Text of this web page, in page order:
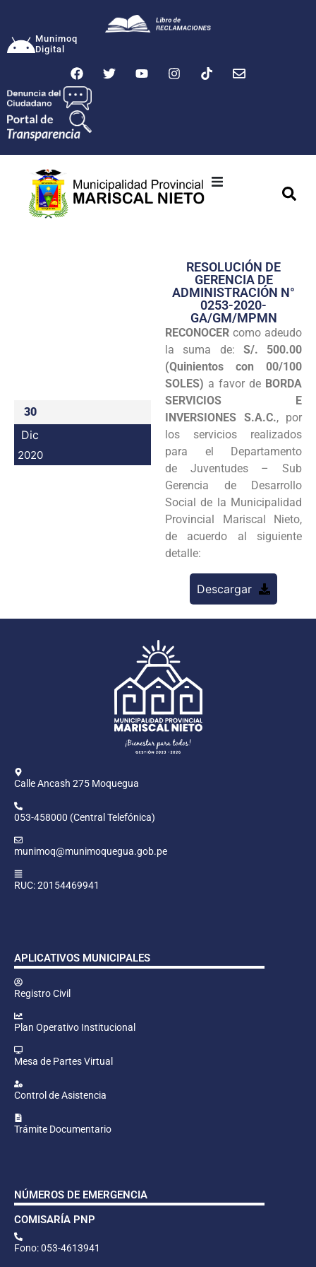
Munimoq
Digital
Transparencia
Seguridad
Programas
Intranet
30
Dic
2020
RESOLUCIÓN DE
GERENCIA DE
ADMINISTRACIÓN N°
0253-2020-
GA/GM/MPMN
RECONOCER como adeudo
la suma de: S/. 500.00
(Quinientos con 00/100
SOLES) a favor de BORDA
SERVICIOS E
INVERSIONES S.A.C., por
los servicios realizados
para el Departamento
de Juventudes – Sub
Gerencia de Desarrollo
Social de la Municipalidad
Provincial Mariscal Nieto,
de acuerdo al siguiente
detalle:
Descargar
Calle Ancash 275 Moquegua
053-458000 (Central Telefónica)
munimoq@munimoquegua.gob.pe
RUC: 20154469941
APLICATIVOS MUNICIPALES
Registro Civil
Plan Operativo Institucional
Mesa de Partes Virtual
Control de Asistencia
Trámite Documentario
NÚMEROS DE EMERGENCIA
COMISARÍA PNP
Fono: 053-4613941